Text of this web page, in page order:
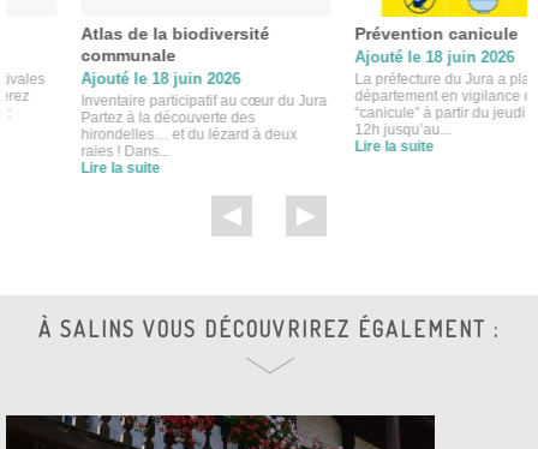
Atlas de la biodiversité
communale
Ajouté le 18 juin 2026
Inventaire participatif au cœur du Jura
Partez à la découverte des
hirondelles… et du lézard à deux
raies ! Dans...
Lire la suite
Prévention canicule
Ajouté le 18 juin 2026
La préfecture du Jura a placé notre
département en vigilance orange
“canicule” à partir du jeudi 18/06 à
12h jusqu’au...
Lire la suite
À SALINS VOUS DÉCOUVRIREZ ÉGALEMENT :